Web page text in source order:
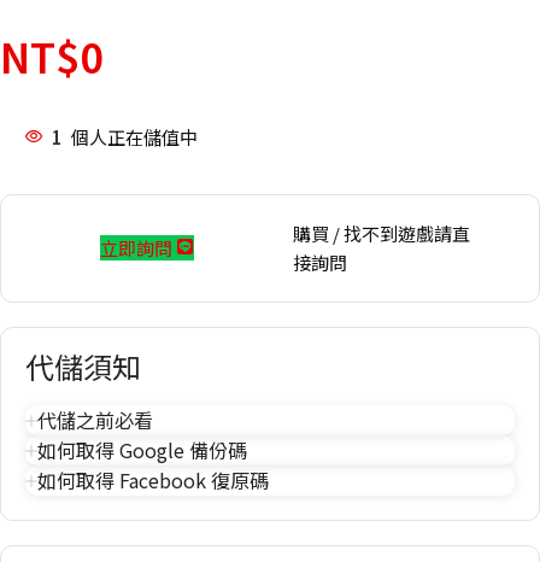
NT$0
1 個人正在儲值中
立即詢問
購買 / 找不到遊戲請直
接詢問
代儲須知
代儲之前必看
如何取得 Google 備份碼
如何取得 Facebook 復原碼